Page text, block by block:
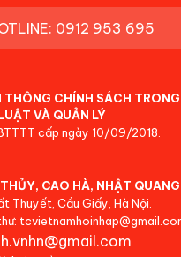
0912 953 695
CHÍNH SÁCH
VÀ QUẢN LÝ
cấp ngày 10/09/2018.
CAO HÀ, NHẬT
Thuyết, Cầu Giấy, Hà Nội.